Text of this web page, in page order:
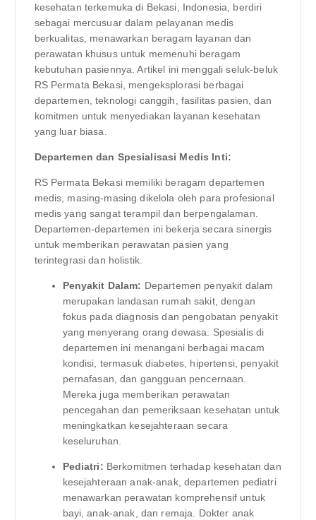
kesehatan terkemuka di Bekasi, Indonesia, berdiri
sebagai mercusuar dalam pelayanan medis
berkualitas, menawarkan beragam layanan dan
perawatan khusus untuk memenuhi beragam
kebutuhan pasiennya. Artikel ini menggali seluk-beluk
RS Permata Bekasi, mengeksplorasi berbagai
departemen, teknologi canggih, fasilitas pasien, dan
komitmen untuk menyediakan layanan kesehatan
yang luar biasa.
Departemen dan Spesialisasi Medis Inti:
RS Permata Bekasi memiliki beragam departemen
medis, masing-masing dikelola oleh para profesional
medis yang sangat terampil dan berpengalaman.
Departemen-departemen ini bekerja secara sinergis
untuk memberikan perawatan pasien yang
terintegrasi dan holistik.
Penyakit Dalam: Departemen penyakit dalam
merupakan landasan rumah sakit, dengan
fokus pada diagnosis dan pengobatan penyakit
yang menyerang orang dewasa. Spesialis di
departemen ini menangani berbagai macam
kondisi, termasuk diabetes, hipertensi, penyakit
pernafasan, dan gangguan pencernaan.
Mereka juga memberikan perawatan
pencegahan dan pemeriksaan kesehatan untuk
meningkatkan kesejahteraan secara
keseluruhan.
Pediatri: Berkomitmen terhadap kesehatan dan
kesejahteraan anak-anak, departemen pediatri
menawarkan perawatan komprehensif untuk
bayi, anak-anak, dan remaja. Dokter anak